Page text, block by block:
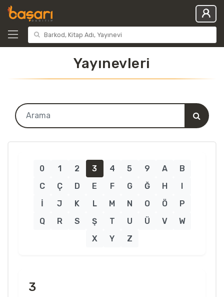
Yayınevleri
0 1 2 3 4 5 9 A
B
C
Ç D E F G Ğ H
I
İ
J K L M N O Ö
P
Q
R S Ş T U Ü V
W
X
Y Z
3